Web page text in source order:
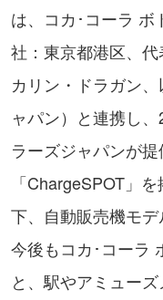
は、コカ･コーラ ボ
社：東京都港区、
カリン・ドラガン
ャパン）と連携し
ラーズジャパンが
「ChargeSPOT」
下、自動販売機モデ
今後もコカ･コーラ
と、駅やアミュー